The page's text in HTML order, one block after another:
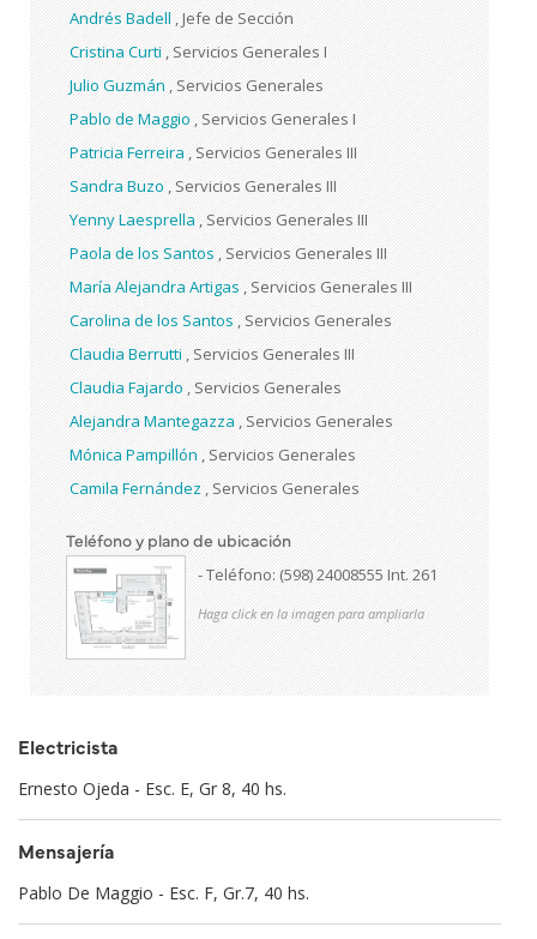
Andrés Badell ,Jefe de Sección
Cristina Curti,Servicios Generales I
Julio Guzmán ,Servicios Generales
Pablo de Maggio ,Servicios Generales I
Patricia Ferreira ,Servicios Generales III
Sandra Buzo,Servicios Generales III
Yenny Laesprella ,Servicios Generales III
Paola de los Santos ,Servicios Generales III
María Alejandra Artigas,Servicios Generales III
Carolina de los Santos ,Servicios Generales
Claudia Berrutti,Servicios Generales III
Claudia Fajardo ,Servicios Generales
Alejandra Mantegazza ,Servicios Generales
Mónica Pampillón ,Servicios Generales
Camila Fernández ,Servicios Generales
Teléfono y plano de ubicación
- Teléfono: (598) 24008555 Int. 261
Haga click en la imagen para ampliarla
Electricista
Ernesto Ojeda - Esc. E, Gr 8, 40 hs.
Mensajería
Pablo De Maggio - Esc. F, Gr.7, 40 hs.